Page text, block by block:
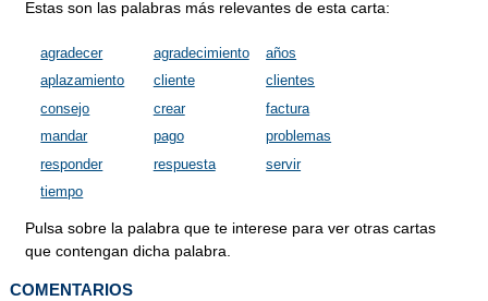
Estas son las palabras más relevantes de esta carta:
agradecer agradecimiento
años
aplazamiento
cliente
clientes
consejo
crear
factura
mandar
pago
problemas
responder
respuesta
servir
tiempo
Pulsa sobre la palabra que te interese para ver otras cartas
que contengan dicha palabra.
COMENTARIOS